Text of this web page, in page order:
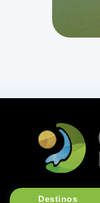
Destinos